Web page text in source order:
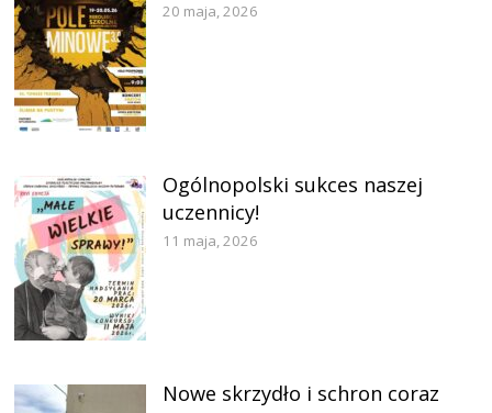
20 maja, 2026
Ogólnopolski sukces naszej
uczennicy!
11 maja, 2026
Nowe skrzydło i schron coraz